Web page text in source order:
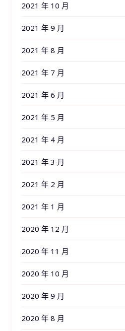
2021 年 10 月
2021 年 9 月
2021 年 8 月
2021 年 7 月
2021 年 6 月
2021 年 5 月
2021 年 4 月
2021 年 3 月
2021 年 2 月
2021 年 1 月
2020 年 12 月
2020 年 11 月
2020 年 10 月
2020 年 9 月
2020 年 8 月